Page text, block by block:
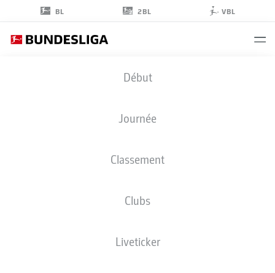
BL 2BL VBL
Début
Journée
Classement
Clubs
Liveticker
VAN DEN BOSCH